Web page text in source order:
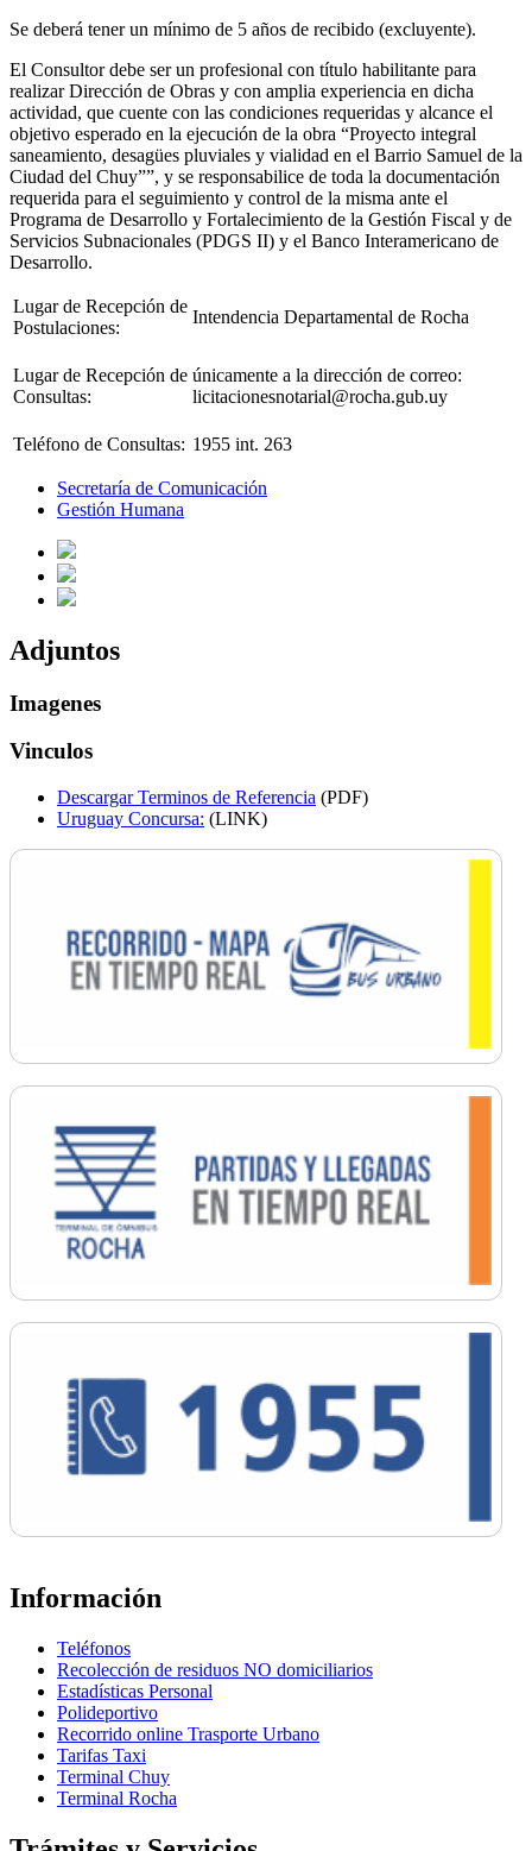
Se deberá tener un mínimo de 5 años de recibido (excluyente).
El Consultor debe ser un profesional con título habilitante para
realizar Dirección de Obras y con amplia experiencia en dicha
actividad, que cuente con las condiciones requeridas y alcance el
objetivo esperado en la ejecución de la obra “Proyecto integral
saneamiento, desagües pluviales y vialidad en el Barrio Samuel de la
Ciudad del Chuy””, y se responsabilice de toda la documentación
requerida para el seguimiento y control de la misma ante el
Programa de Desarrollo y Fortalecimiento de la Gestión Fiscal y de
Servicios Subnacionales (PDGS II) y el Banco Interamericano de
Desarrollo.
Lugar de Recepción de
Postulaciones:
Intendencia Departamental de Rocha
Lugar de Recepción de
Consultas:
únicamente a la dirección de correo:
licitacionesnotarial@rocha.gub.uy
Teléfono de Consultas: 1955 int. 263
Secretaría de Comunicación
Gestión Humana
Adjuntos
Imagenes
Vinculos
Descargar Terminos de Referencia (PDF)
Uruguay Concursa: (LINK)
Información
Teléfonos
Recolección de residuos NO domiciliarios
Estadísticas Personal
Polideportivo
Recorrido online Trasporte Urbano
Tarifas Taxi
Terminal Chuy
Terminal Rocha